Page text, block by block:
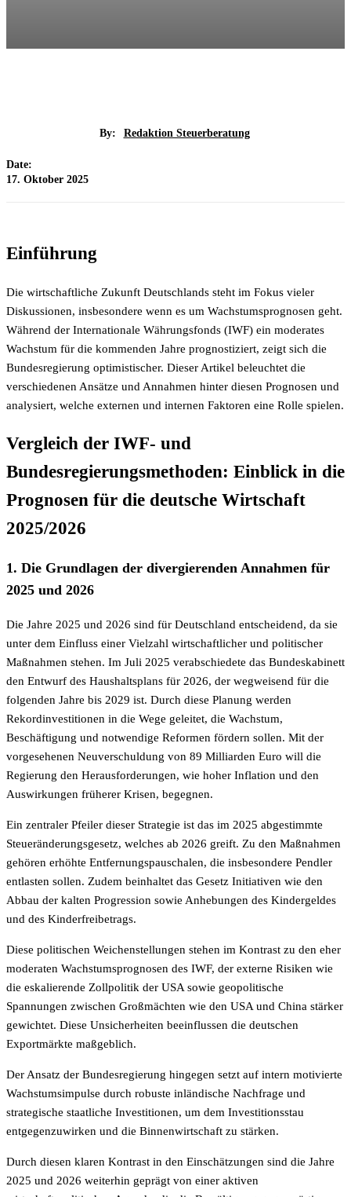
By: Redaktion Steuerberatung
Date:
17. Oktober 2025
Einführung
Die wirtschaftliche Zukunft Deutschlands steht im Fokus vieler
Diskussionen, insbesondere wenn es um Wachstumsprognosen geht.
Während der Internationale Währungsfonds (IWF) ein moderates
Wachstum für die kommenden Jahre prognostiziert, zeigt sich die
Bundesregierung optimistischer. Dieser Artikel beleuchtet die
verschiedenen Ansätze und Annahmen hinter diesen Prognosen und
analysiert, welche externen und internen Faktoren eine Rolle spielen.
Vergleich der IWF- und
Bundesregierungsmethoden: Einblick in die
Prognosen für die deutsche Wirtschaft
2025/2026
1. Die Grundlagen der divergierenden Annahmen für
2025 und 2026
Die Jahre 2025 und 2026 sind für Deutschland entscheidend, da sie
unter dem Einfluss einer Vielzahl wirtschaftlicher und politischer
Maßnahmen stehen. Im Juli 2025 verabschiedete das Bundeskabinett
den Entwurf des Haushaltsplans für 2026, der wegweisend für die
folgenden Jahre bis 2029 ist. Durch diese Planung werden
Rekordinvestitionen in die Wege geleitet, die Wachstum,
Beschäftigung und notwendige Reformen fördern sollen. Mit der
vorgesehenen Neuverschuldung von 89 Milliarden Euro will die
Regierung den Herausforderungen, wie hoher Inflation und den
Auswirkungen früherer Krisen, begegnen.
Ein zentraler Pfeiler dieser Strategie ist das im 2025 abgestimmte
Steueränderungsgesetz, welches ab 2026 greift. Zu den Maßnahmen
gehören erhöhte Entfernungspauschalen, die insbesondere Pendler
entlasten sollen. Zudem beinhaltet das Gesetz Initiativen wie den
Abbau der kalten Progression sowie Anhebungen des Kindergeldes
und des Kinderfreibetrags.
Diese politischen Weichenstellungen stehen im Kontrast zu den eher
moderaten Wachstumsprognosen des IWF, der externe Risiken wie
die eskalierende Zollpolitik der USA sowie geopolitische
Spannungen zwischen Großmächten wie den USA und China stärker
gewichtet. Diese Unsicherheiten beeinflussen die deutschen
Exportmärkte maßgeblich.
Der Ansatz der Bundesregierung hingegen setzt auf intern motivierte
Wachstumsimpulse durch robuste inländische Nachfrage und
strategische staatliche Investitionen, um dem Investitionsstau
entgegenzuwirken und die Binnenwirtschaft zu stärken.
Durch diesen klaren Kontrast in den Einschätzungen sind die Jahre
2025 und 2026 weiterhin geprägt von einer aktiven